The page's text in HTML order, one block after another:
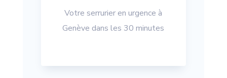
Votre serrurier en urgence à
Genève dans les 30 minutes